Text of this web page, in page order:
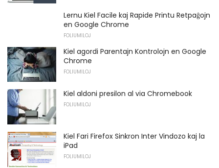
Lernu Kiel Facile kaj Rapide Printu Retpaĝojn
en Google Chrome
FOLIUMILOJ
Kiel agordi Parentajn Kontrolojn en Google
Chrome
FOLIUMILOJ
Kiel aldoni presilon al via Chromebook
FOLIUMILOJ
Kiel Fari Firefox Sinkron Inter Vindozo kaj la
iPad
FOLIUMILOJ